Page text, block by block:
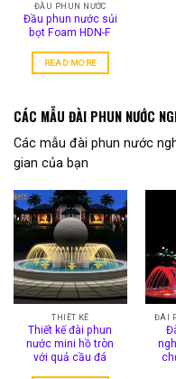
ĐẦU PHUN NƯỚC
Đầu phun nước sủi
bọt Foam HDN-F
READ MORE
CÁC MẪU ĐÀI PHUN NƯỚC
Các mẫu đài phun nước
gian của bạn
THIẾT KẾ
Thiết kế đài phun
nước mini hồ tròn
với quả cầu đá